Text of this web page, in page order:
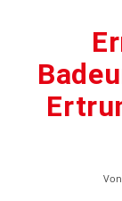
Von